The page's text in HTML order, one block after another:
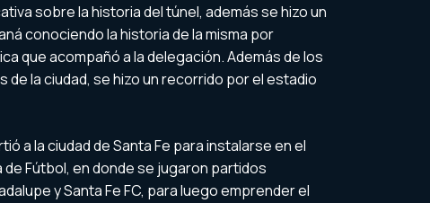
sobre la historia del túnel, además se hizo un
conociendo la historia de la misma por
que acompañó a la delegación. Además de los
la ciudad, se hizo un recorrido por el estadio
a la ciudad de Santa Fe para instalarse en el
de Fútbol, en donde se jugaron partidos
y Santa Fe FC, para luego emprender el